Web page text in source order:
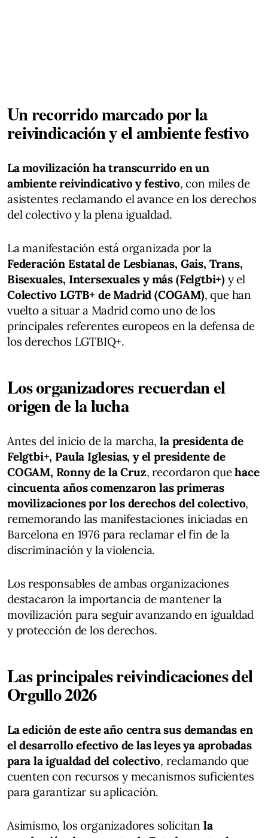
Un recorrido marcado por la
reivindicación y el ambiente festivo
La movilización ha transcurrido en un
ambiente reivindicativo y festivo, con miles de
asistentes reclamando el avance en los derechos
del colectivo y la plena igualdad.
La manifestación está organizada por la
Federación Estatal de Lesbianas, Gais, Trans,
Bisexuales, Intersexuales y más (Felgtbi+) y el
Colectivo LGTB+ de Madrid (COGAM), que han
vuelto a situar a Madrid como uno de los
principales referentes europeos en la defensa de
los derechos LGTBIQ+.
Los organizadores recuerdan el
origen de la lucha
Antes del inicio de la marcha,la presidenta de
Felgtbi+, Paula Iglesias, y el presidente de
COGAM, Ronny de la Cruz, recordaron quehace
cincuenta años comenzaron las primeras
movilizaciones por los derechos del colectivo,
rememorando las manifestaciones iniciadas en
Barcelona en 1976 para reclamar el fin de la
discriminación y la violencia.
Los responsables de ambas organizaciones
destacaron la importancia de mantener la
movilización para seguir avanzando en igualdad
y protección de los derechos.
Las principales reivindicaciones del
Orgullo 2026
La edición de este año centra sus demandas en
el desarrollo efectivo de las leyes ya aprobadas
para la igualdad del colectivo, reclamando que
cuenten con recursos y mecanismos suficientes
para garantizar su aplicación.
Asimismo, los organizadores solicitan la